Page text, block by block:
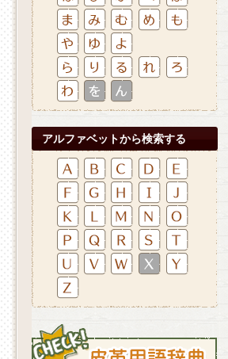
アルファベットから検索する